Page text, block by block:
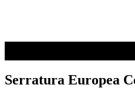
Serratura Europea